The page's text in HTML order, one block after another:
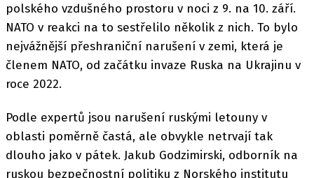
polského vzdušného prostoru v noci z 9. na 10. září.
NATO v reakci na to sestřelilo několik z nich. To bylo
nejvážnější přeshraniční narušení v zemi, která je
členem NATO, od začátku invaze Ruska na Ukrajinu v
roce 2022.
Podle expertů jsou narušení ruskými letouny v
oblasti poměrně častá, ale obvykle netrvají tak
dlouho jako v pátek. Jakub Godzimirski, odborník na
ruskou bezpečnostní politiku z Norského institutu